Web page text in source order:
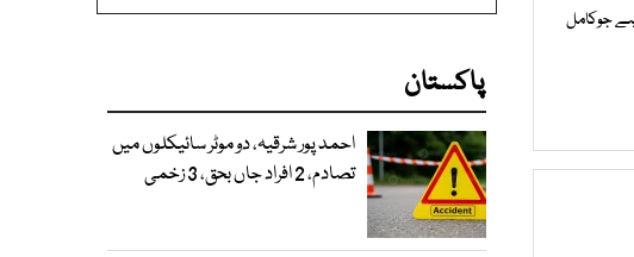
جوکامل
پاکستان
احمد پور شرقیہ، دو موٹر سائیکلوں میں
تصادم، 2 افراد جاں بحق، 3 زخمی